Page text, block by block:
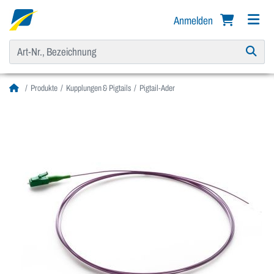
Anmelden
Produkte Kupplungen & Pigtails Pigtail-Ader